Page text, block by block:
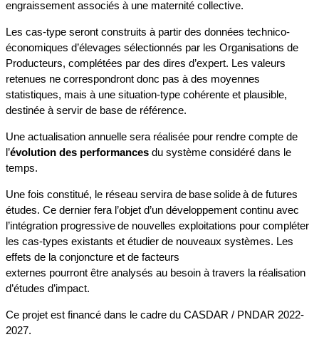
engraissement associés à une maternité collective.
Les cas-type seront construits à partir des données technico-
économiques d’élevages sélectionnés par les Organisations de
Producteurs, complétées par des dires d’expert. Les valeurs
retenues ne correspondront donc pas à des moyennes
statistiques, mais à une situation-type cohérente et plausible,
destinée à servir de base de référence.
Une actualisation annuelle sera réalisée pour rendre compte de
l’évolution des performances du système considéré dans le
temps.
Une fois constitué, le réseau servira de base solide à de futures
études. Ce dernier fera l’objet d’un développement continu avec
l’intégration progressive de nouvelles exploitations pour compléter
les cas-types existants et étudier de nouveaux systèmes. Les
effets de la conjoncture et de facteurs
externes pourront être analysés au besoin à travers la réalisation
d’études d’impact.
Ce projet est financé dans le cadre du CASDAR / PNDAR 2022-
2027.